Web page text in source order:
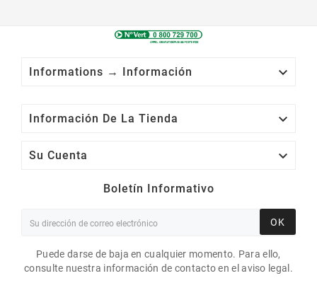
Informations → Información 
Información De La Tienda 
Su Cuenta 
Boletín Informativo
OK
Puede darse de baja en cualquier momento. Para ello,
consulte nuestra información de contacto en el aviso legal.